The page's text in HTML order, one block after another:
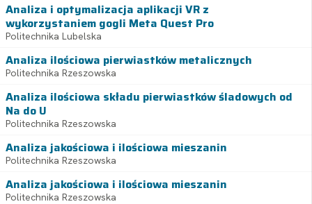
Analiza i optymalizacja aplikacji VR z
wykorzystaniem gogli Meta Quest Pro
Politechnika Lubelska
Analiza ilościowa pierwiastków metalicznych
Politechnika Rzeszowska
Analiza ilościowa składu pierwiastków śladowych od
Na do U
Politechnika Rzeszowska
Analiza jakościowa i ilościowa mieszanin
Politechnika Rzeszowska
Analiza jakościowa i ilościowa mieszanin
Politechnika Rzeszowska